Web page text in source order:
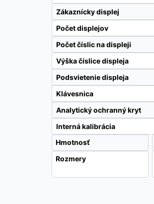
Zákaznícky displej
Počet displejov
Počet číslic na displeji
Výška číslice displeja
Podsvietenie displeja
Klávesnica
Analytický ochranný kryt
Interná kalibrácia
Hmotnosť
Rozmery